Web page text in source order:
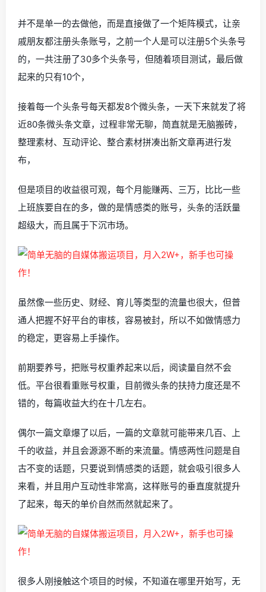
并不是单一的去做他，而是直接做了一个矩阵模式，让亲
戚朋友都注册头条账号，之前一个人是可以注册5个头条号
的，一共注册了30多个头条号，但随着项目测试，最后做
起来的只有10个，
接着每一个头条号每天都发8个微头条，一天下来就发了将
近80条微头条文章，过程非常无聊，简直就是无脑搬砖，
整理素材、互动评论、整合素材拼凑出新文章再进行发
布，
但是项目的收益很可观，每个月能赚两、三万，比比一些
上班族要自在的多，做的是情感类的账号，头条的活跃量
超级大，而且属于下沉市场。
虽然像一些历史、财经、育儿等类型的流量也很大，但普
通人把握不好平台的审核，容易被封，所以不如做情感力
的稳定，更容易上手操作。
前期要养号，把账号权重养起来以后，阅读量自然不会
低。平台很看重账号权重，目前微头条的扶持力度还是不
错的，每篇收益大约在十几左右。
偶尔一篇文章爆了以后，一篇的文章就可能带来几百、上
千的收益，并且会源源不断的来流量。情感两性问题是自
古不变的话题，只要说到情感类的话题，就会吸引很多人
来看，并且用户互动性非常高，这样账号的垂直度就提升
了起来，每天的单价自然而然就起来了。
很多人刚接触这个项目的时候，不知道在哪里开始写，无